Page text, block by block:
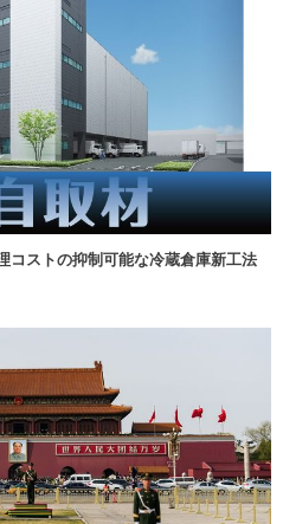
コストの抑制可能な冷蔵倉庫新工法